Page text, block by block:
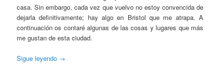
casa. Sin embargo, cada vez que vuelvo no estoy convencida de
dejarla definitivamente; hay algo en Bristol que me atrapa. A
continuación os contaré algunas de las cosas y lugares que más
me gustan de esta ciudad.
Sigue leyendo →